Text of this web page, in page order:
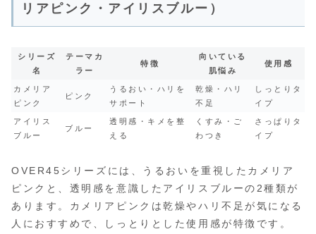
リアピンク・アイリスブルー）
シリーズ
名
テーマカ
ラー
特徴
向いている
肌悩み
使用感
カメリア
ピンク
ピンク
うるおい・ハリを
サポート
乾燥・ハリ
不足
しっとりタ
イプ
アイリス
ブルー
ブルー
透明感・キメを整
える
くすみ・ご
わつき
さっぱりタ
イプ
OVER45シリーズには、うるおいを重視したカメリア
ピンクと、透明感を意識したアイリスブルーの2種類が
あります。カメリアピンクは乾燥やハリ不足が気になる
人におすすめで、しっとりとした使用感が特徴です。